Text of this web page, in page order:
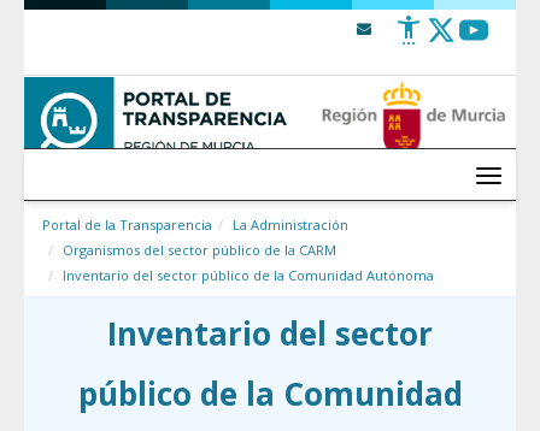
Saltar al contenido
Menú
Portal de la Transparencia
La Administración
Organismos del sector público de la CARM
Inventario del sector público de la Comunidad Autónoma
Inventario del sector
público de la Comunidad